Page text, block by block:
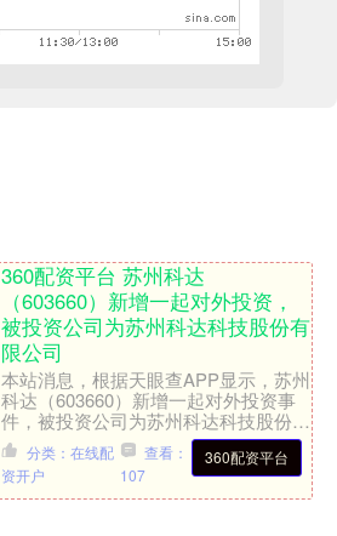
360配资平台 苏州科达
（603660）新增一起对外投资，
被投资公司为苏州科达科技股份有
限公司
本站消息，根据天眼查APP显示，苏州
科达（603660）新增一起对外投资事
件，被投资公司为苏州科达科技股份有
限公司，法定代表人陈冬根，投资占比
为0.84%。该公....
360配资平台
分类：在线配
资开户
查看：
107